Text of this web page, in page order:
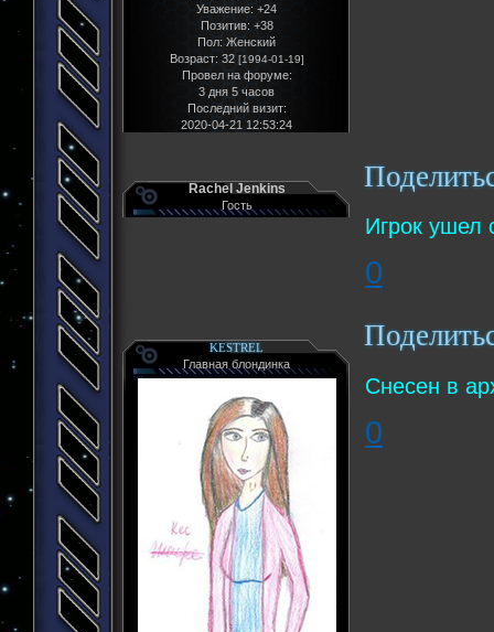
Уважение: +24
Позитив: +38
Пол: Женский
Возраст: 32 [1994-01-19]
Провел на форуме:
3 дня 5 часов
Последний визит:
2020-04-21 12:53:24
Rachel Jenkins
Гость
Игрок ушел
0
KESTREL
Главная блондинка
Снесен в
0